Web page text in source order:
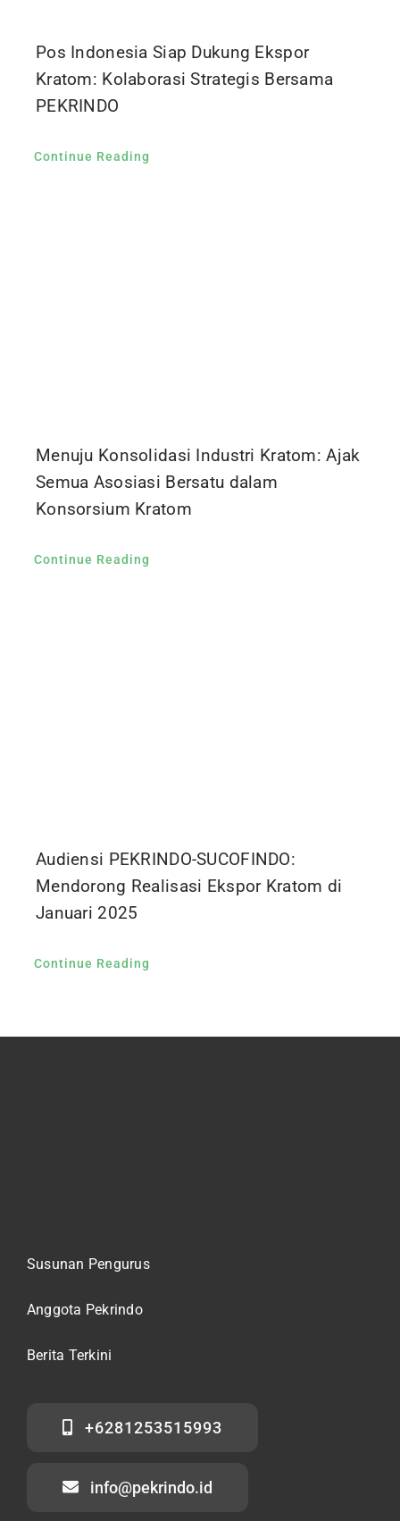
Pos Indonesia Siap Dukung Ekspor
Kratom: Kolaborasi Strategis Bersama
PEKRINDO
Continue Reading
Menuju Konsolidasi Industri Kratom: Ajak
Semua Asosiasi Bersatu dalam
Konsorsium Kratom
Continue Reading
Audiensi PEKRINDO-SUCOFINDO:
Mendorong Realisasi Ekspor Kratom di
Januari 2025
Continue Reading
Susunan Pengurus
Anggota Pekrindo
Berita Terkini
+6281253515993
info@pekrindo.id